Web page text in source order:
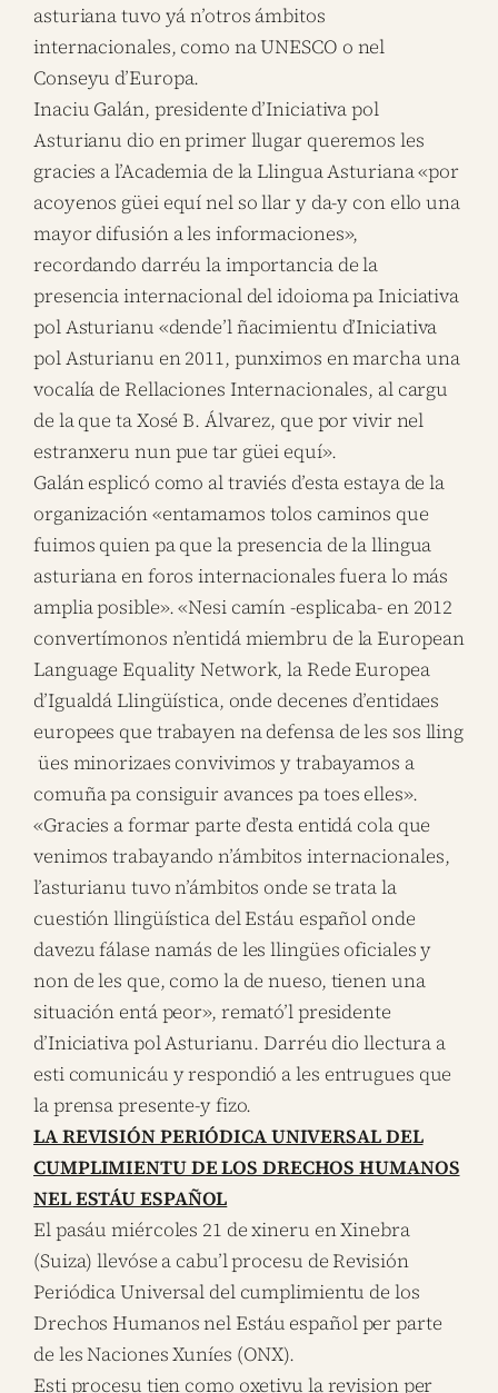
asturiana tuvo yá n’otros ámbitos
internacionales, como na UNESCO o nel
Conseyu d’Europa.
Inaciu Galán, presidente d’Iniciativa pol
Asturianu dio en primer llugar queremos les
gracies a l’Academia de la Llingua Asturiana «por
acoyenos güei equí nel so llar y da-y con ello una
mayor difusión a les informaciones»,
recordando darréu la importancia de la
presencia internacional del idoioma pa Iniciativa
pol Asturianu «dende’l ñacimientu d’Iniciativa
pol Asturianu en 2011, punximos en marcha una
vocalía de Rellaciones Internacionales, al cargu
de la que ta Xosé B. Álvarez, que por vivir nel
estranxeru nun pue tar güei equí».
Galán esplicó como al traviés d’esta estaya de la
organización «entamamos tolos caminos que
fuimos quien pa que la presencia de la llingua
asturiana en foros internacionales fuera lo más
amplia posible». «Nesi camín -esplicaba- en 2012
convertímonos n’entidá miembru de la European
Language Equality Network, la Rede Europea
d’Igualdá Llingüística, onde decenes d’entidaes
europees que trabayen na defensa de les sos lling
ües minorizaes convivimos y trabayamos a
comuña pa consiguir avances pa toes elles».
«Gracies a formar parte d’esta entidá cola que
venimos trabayando n’ámbitos internacionales,
l’asturianu tuvo n’ámbitos onde se trata la
cuestión llingüística del Estáu español onde
davezu fálase namás de les llingües oficiales y
non de les que, como la de nueso, tienen una
situación entá peor», remató’l presidente
d’Iniciativa pol Asturianu. Darréu dio llectura a
esti comunicáu y respondió a les entrugues que
la prensa presente-y fizo.
LA REVISIÓN PERIÓDICA UNIVERSAL DEL
CUMPLIMIENTU DE LOS DRECHOS HUMANOS
NEL ESTÁU ESPAÑOL
El pasáu miércoles 21 de xineru en Xinebra
(Suiza) llevóse a cabu’l procesu de Revisión
Periódica Universal del cumplimientu de los
Drechos Humanos nel Estáu español per parte
de les Naciones Xuníes (ONX).
Esti procesu tien como oxetivu la revision per